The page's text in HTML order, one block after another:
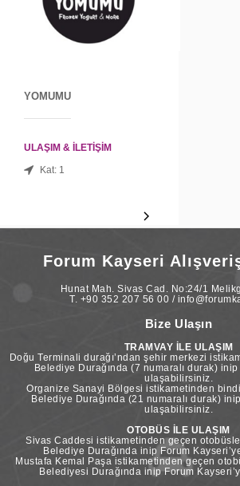
YOMUMU
ULAŞIM & İLETİŞİM
Kat: 1
Forum Kayseri
Hunat Mah. Sivas Cad. No:24/1
T. +90 352 207 56 00 /
Bize Ulaşın
TRAMVAY İLE ULAŞIM
Doğu Terminali durağı’ndan şehir merkezi
Belediye Durağında (7 numaralı durak)
ulaşabilirsiniz.
Organize Sanayi Bölgesi istikametinden
Belediye Durağında (21 numaralı durak)
ulaşabilirsiniz.
OTOBÜS İLE ULAŞIM
Sivas Caddesi istikametinden geçen
Belediye Durağında inip Forum
Mustafa Kemal Paşa istikametinden geçen
Belediyesi Durağında inip Forum